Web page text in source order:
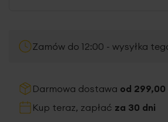
Zamów do 12:00 - wysyłka
Darmowa dostawa od 299,00
Kup teraz, zapłać za 30 dni